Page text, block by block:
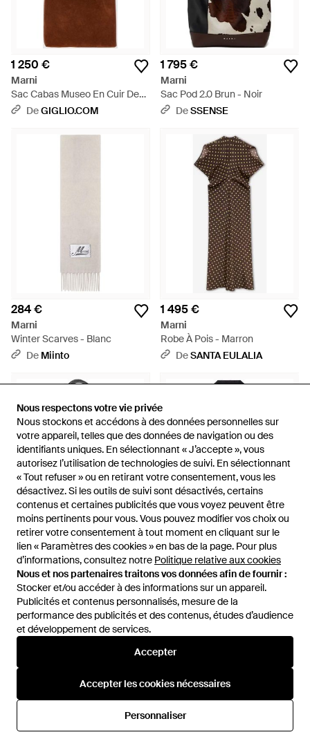
Nous respectons votre vie privée
Nous stockons et accédons à des données personnelles sur
votre appareil, telles que des données de navigation ou des
identifiants uniques. En sélectionnant « J’accepte », vous
autorisez l’utilisation de technologies de suivi. En sélectionnant
« Tout refuser » ou en retirant votre consentement, vous les
désactivez. Si les outils de suivi sont désactivés, certains
contenus et certaines publicités que vous voyez peuvent être
moins pertinents pour vous. Vous pouvez modifier vos choix ou
retirer votre consentement à tout moment en cliquant sur le
lien « Paramètres des cookies » en bas de la page. Pour plus
d’informations, consultez notre Politique relative aux cookies
Nous et nos partenaires traitons vos données afin de fournir :
Stocker et/ou accéder à des informations sur un appareil.
Publicités et contenus personnalisés, mesure de la
performance des publicités et des contenus, études d’audience
et développement de services.
Accepter
Accepter les cookies nécessaires
Personnaliser
Nous respectons votre vie privée
Nous stockons et accédons à des données personnelles sur
votre appareil, telles que des données de navigation ou des
identifiants uniques. En sélectionnant « J’accepte », vous
autorisez l’utilisation de technologies de suivi. En sélectionnant
« Tout refuser » ou en retirant votre consentement, vous les
désactivez. Si les outils de suivi sont désactivés, certains
contenus et certaines publicités que vous voyez peuvent être
moins pertinents pour vous. Vous pouvez modifier vos choix ou
retirer votre consentement à tout moment en cliquant sur le
lien « Paramètres des cookies » en bas de la page. Pour plus
d’informations, consultez notre Politique relative aux cookies
Nous et nos partenaires traitons vos données afin de fournir :
Stocker et/ou accéder à des informations sur un appareil.
Publicités et contenus personnalisés, mesure de la
performance des publicités et des contenus, études d’audience
et développement de services.
Accepter
Accepter les cookies nécessaires
Personnaliser
1 250 €
Marni
Sac Cabas Museo En Cuir De
Veau Et Daim Avec Poignée
DeGIGLIO.COM
1 795 €
Marni
Sac Pod 2.0 Brun - Noir
DeSSENSE
284 €
Marni
Winter Scarves - Blanc
De Miinto
1 495 €
Marni
Robe À Pois - Marron
DeSANTA EULALIA
391 €
Marni
Sac À Main - Blanc
DeYOOX
798 €
Marni
Blazer - Noir
DeYOOX